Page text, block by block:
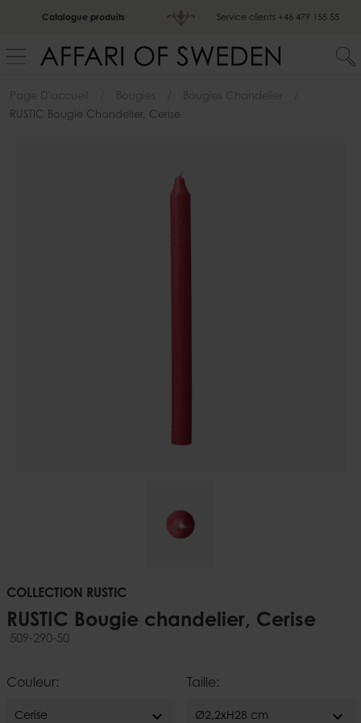
Catalogue produits Service clients +46 479 155 55
Page D'accueil Bougies
Bougies Chandelier
RUSTIC Bougie Chandelier, Cerise
COLLECTION RUSTIC
RUSTIC Bougie chandelier, Cerise
509-290-50
Couleur:
Cerise expand_more
Taille:
Ø2,2xH28 cm expand_more